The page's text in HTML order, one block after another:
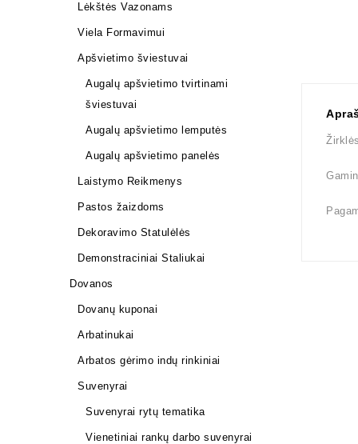
Lėkštės Vazonams
Viela Formavimui
Apšvietimo šviestuvai
Augalų apšvietimo tvirtinami
šviestuvai
Augalų apšvietimo lemputės
Augalų apšvietimo panelės
Laistymo Reikmenys
Pastos žaizdoms
Dekoravimo Statulėlės
Demonstraciniai Staliukai
Dovanos
Dovanų kuponai
Arbatinukai
Arbatos gėrimo indų rinkiniai
Suvenyrai
Suvenyrai rytų tematika
Vienetiniai rankų darbo suvenyrai